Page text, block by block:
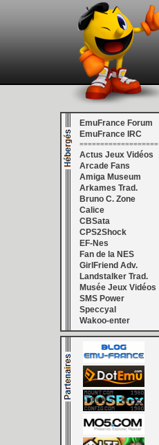
EmuFrance Forum
EmuFrance IRC
===================
Actus Jeux Vidéos
Arcade Fans
Amiga Museum
Arkames Trad.
Bruno C. Zone
Calice
CBSata
CPS2Shock
EF-Nes
Fan de la NES
GirlFriend Adv.
Landstalker Trad.
Musée Jeux Vidéos
SMS Power
Speccyal
Wakoo-enter